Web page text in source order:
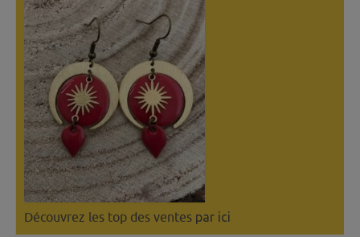
Découvrez les top des ventes par ici